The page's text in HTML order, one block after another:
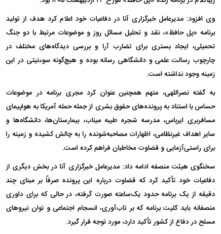
وی افزود: مدیرعامل خبرگزاری آنا در دفاعیات خود اعلام کرد هدف از تولید
برنامه «پل حافظ»، نقد و تحلیل مسائل روز و موضوعات مرتبط با دو جنگ
تحمیلی، ایجاد بستری برای تضارب آرا و بررسی دیدگاه‌های مختلف در
چارچوب رسالت علمی و دانشگاهی رسانه بوده و هیچ‌گونه سوءنیتی در این
زمینه وجود نداشته است.
به گفته نصراللهی، متهم همچنین عنوان کرد مجری برنامه در موضوعات
حساس با استناد به پرونده‌های حقوق بشری از جمله حمله آمریکا به هواپیمای
مسافربری ایرباس، مدرسه شجره طیبه میناب، بیمارستان‌ها، دانشگاه‌ها و
سایر اهداف غیرنظامی، اظهارات مصاحبه‌شونده را به چالش کشیده و زمینه را
برای راستی‌آزمایی و قضاوت مخاطبان فراهم کرده است.
سخنگوی هیئت منصفه ادامه داد: مدیرعامل خبرگزاری آنا در بخش دیگری از
دفاعیات خود تأکید کرد که قضاوت درباره این پرونده صرفاً بر مبنای چند
دقیقه از یک برنامه حدود یک‌ساعته صورت گرفته، در حالی که برای داوری
منصفانه باید کلیت برنامه که بر تاب‌آوری، انسجام اجتماعی و توان نیروهای
مسلح در دفاع از کشور تأکید دارد، مورد توجه قرار گیرد.